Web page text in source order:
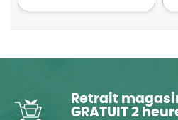
Retrait
GRATUIT 2